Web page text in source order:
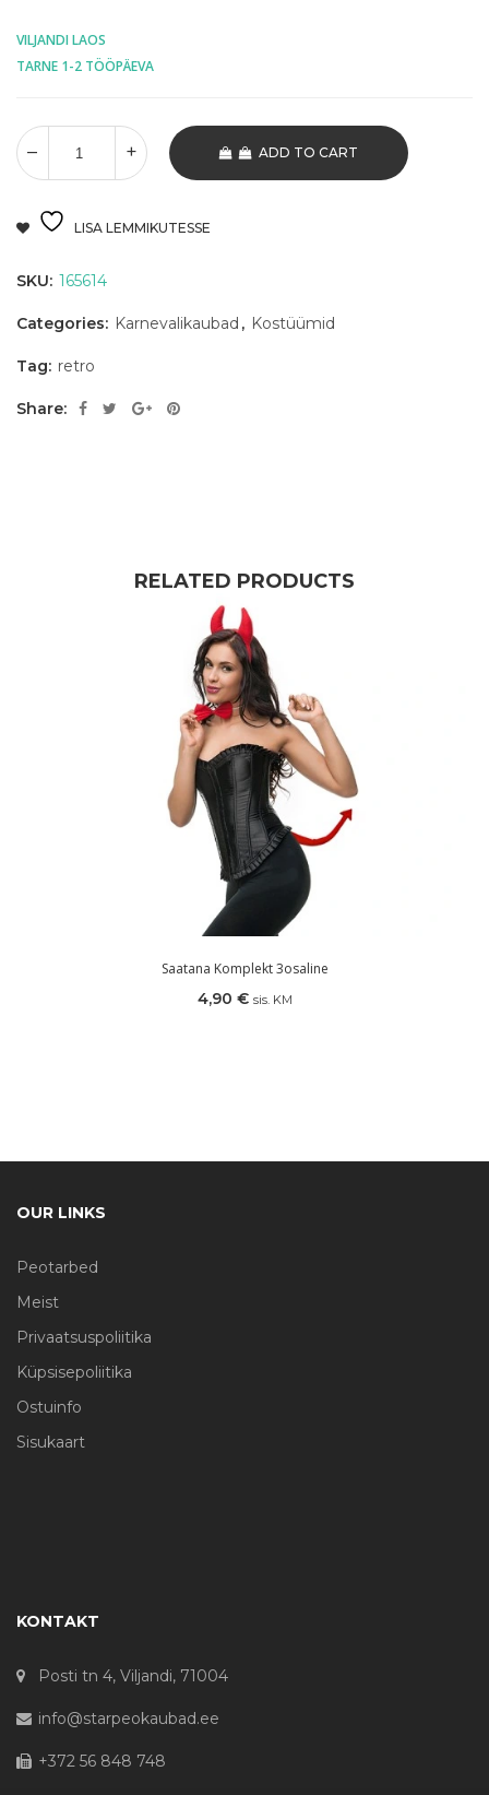
VILJANDI LAOS
TARNE 1-2 TÖÖPÄEVA
ADD TO CART
LISA LEMMIKUTESSE
SKU: 165614
Categories: Karnevalikaubad , Kostüümid
Tag: retro
Share:
RELATED PRODUCTS
Saatana Komplekt 3osaline
4,90 € sis. KM
OUR LINKS
Peotarbed
Meist
Privaatsuspoliitika
Küpsisepoliitika
Ostuinfo
Sisukaart
KONTAKT
Posti tn 4, Viljandi, 71004
info@starpeokaubad.ee
+372 56 848 748